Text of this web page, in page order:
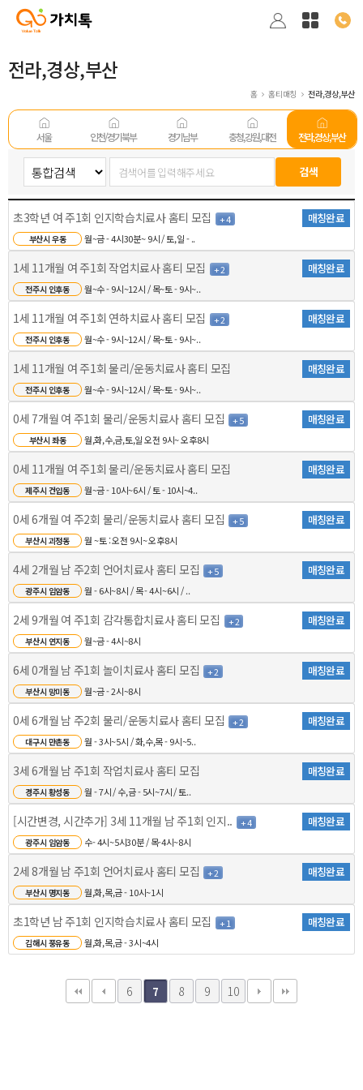
전라,경상,부산
홈 홈티매칭 전라,경상,부산
서울 인천/경기 북부 경기남부 충청,강원,대전 전라,경상,부산
초3학년 여 주1회 인지학습치료사 홈티 모집 + 4 매칭완료
부산시 우동 월~금 - 4시30분~ 9시 / 토,일 - ..
1세 11개월 여 주1회 작업치료사 홈티 모집 + 2 매칭완료
전주시 인후동 월~수 - 9시~12시 / 목~토 - 9시~..
1세 11개월 여 주1회 연하치료사 홈티 모집 + 2 매칭완료
전주시 인후동 월~수 - 9시~12시 / 목~토 - 9시~..
1세 11개월 여 주1회 물리/운동치료사 홈티 모집 매칭완료
전주시 인후동 월~수 - 9시~12시 / 목~토 - 9시~..
0세 7개월 여 주1회 물리/운동치료사 홈티 모집 + 5 매칭완료
부산시 좌동 월,화,수,금,토,일 오전 9시~ 오후8시
0세 11개월 여 주1회 물리/운동치료사 홈티 모집 매칭완료
제주시 건입동 월~금 - 10시~6시 / 토 - 10시~4..
0세 6개월 여 주2회 물리/운동치료사 홈티 모집 + 5 매칭완료
부산시 괴정동 월 ~토 : 오전 9시~ 오후8시
4세 2개월 남 주2회 언어치료사 홈티 모집 + 5 매칭완료
광주시 임암동 월 - 6시~8시 / 목 - 4시~6시 / ..
2세 9개월 여 주1회 감각통합치료사 홈티 모집 + 2 매칭완료
부산시 연지동 월~금 - 4시~8시
6세 0개월 남 주1회 놀이치료사 홈티 모집 + 2 매칭완료
부산시 망미동 월~금 - 2시~8시
0세 6개월 남 주2회 물리/운동치료사 홈티 모집 + 2 매칭완료
대구시 만촌동 월 - 3시~5시 / 화,수,목 - 9시~5..
3세 6개월 남 주1회 작업치료사 홈티 모집 매칭완료
경주시 황성동 월 - 7시 / 수,금 - 5시~7시 / 토..
[시간변경, 시간추가] 3세 11개월 남 주1회 인지.. + 4 매칭완료
광주시 임암동 수- 4시~5시30분 / 목-4시~8시
2세 8개월 남 주1회 언어치료사 홈티 모집 + 2 매칭완료
부산시 명지동 월,화,목,금 - 10시~1시
초1학년 남 주1회 인지학습치료사 홈티 모집 + 1 매칭완료
김해시 풍유동 월,화,목,금 - 3시~4시
6 7 8 9 10